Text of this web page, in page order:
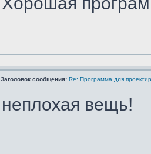
Заголовок сообщения: Re: Программа для
неплохая вещь!